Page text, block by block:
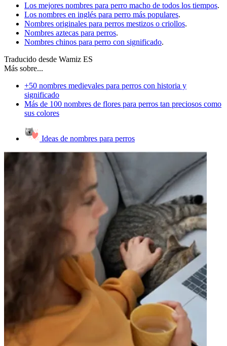
Los mejores nombres para perro macho de todos los tiempos.
Los nombres en inglés para perro más populares.
Nombres originales para perros mestizos o criollos.
Nombres aztecas para perros.
Nombres chinos para perro con significado.
Traducido desde Wamiz ES
Más sobre...
+50 nombres medievales para perros con historia y
significado
Más de 100 nombres de flores para perros tan preciosos como
sus colores
Ideas de nombres para perros